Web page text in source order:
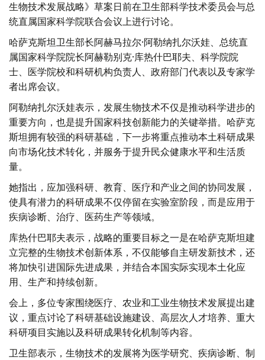
生物技术发展战略》草案日前在卫生部科学技术委员会与总
统直属国家科学院联合会议上进行讨论。
哈萨克斯坦卫生部长阿赫马拉尔·阿勒纳扎尔沃娃、总统直
属国家科学院院长阿赫勒别克·库热什巴耶夫、科学院院
士、医学院校和科研机构负责人、政府部门代表以及专家学
者出席会议。
阿勒纳扎尔沃娃表示，发展生物技术不仅是推动科学进步的
重要方向，也是提升国家科技创新能力的关键举措。哈萨克
斯坦拥有较强的科研基础，下一步将重点推动本土科研成果
向市场化技术转化，并服务于提升民众健康水平和生活质
量。
她指出，应加强科研、教育、医疗和产业之间的协同发展，
使具有潜力的科研成果不仅停留在实验室阶段，而是应用于
疾病诊断、治疗、医药生产等领域。
库热什巴耶夫表示，战略的重要目标之一是在哈萨克斯坦建
立完整的生物技术创新体系，不仅能够自主研发新技术，还
将加快引进国际先进成果，并结合本国实际实现本土化应
用、生产和持续创新。
会上，多位专家围绕医疗、农业和工业生物技术发展提出建
议，重点讨论了科研基础设施建设、高层次人才培养、重大
科研项目实施以及科研成果转化机制等内容。
卫生部表示，生物技术的发展将为医学研究、疾病诊断、制